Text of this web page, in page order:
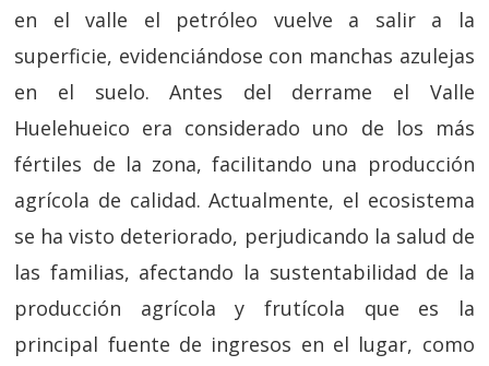
en el valle el petróleo vuelve a salir a la
superficie, evidenciándose con manchas azulejas
en el suelo. Antes del derrame el Valle
Huelehueico era considerado uno de los más
fértiles de la zona, facilitando una producción
agrícola de calidad. Actualmente, el ecosistema
se ha visto deteriorado, perjudicando la salud de
las familias, afectando la sustentabilidad de la
producción agrícola y frutícola que es la
principal fuente de ingresos en el lugar, como